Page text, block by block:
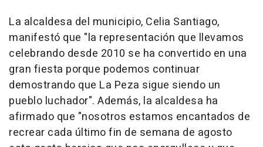
La alcaldesa del municipio, Celia Santiago,
manifestó que "la representación que llevamos
celebrando desde 2010 se ha convertido en una
gran fiesta porque podemos continuar
demostrando que La Peza sigue siendo un
pueblo luchador". Además, la alcaldesa ha
afirmado que "nosotros estamos encantados de
recrear cada último fin de semana de agosto